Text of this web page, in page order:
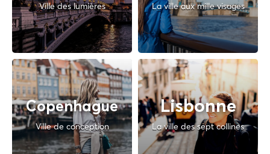
Ville des lumières La ville aux mille visages
Copenhague
Ville de conception
Lisbonne
La ville des sept collines